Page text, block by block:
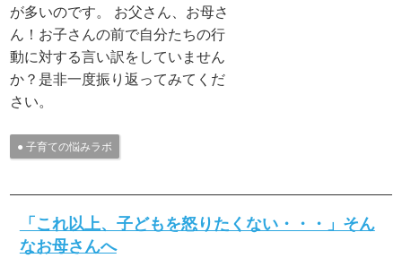
が多いのです。 お父さん、お母さ
ん！お子さんの前で自分たちの行
動に対する言い訳をしていません
か？是非一度振り返ってみてくだ
さい。
子育ての悩みラボ
「これ以上、子どもを怒りたくない・・・」そん
なお母さんへ